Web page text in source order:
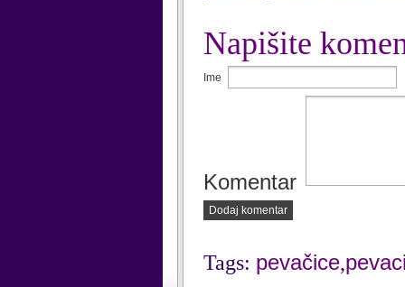
Napišite
Ime
Komentar
Dodaj komentar
Tags: pevačice,